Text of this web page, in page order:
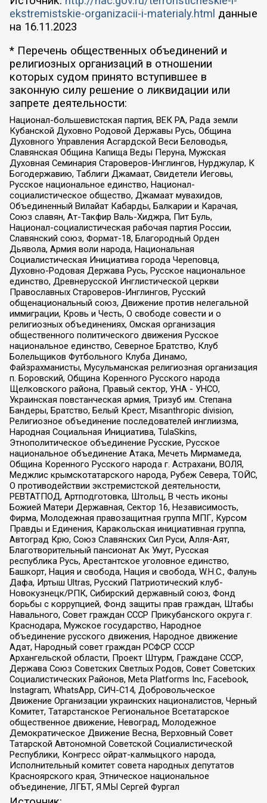
ekstremistskie-organizacii-i-materialy.html данные
на 16.11.2023
* Перечень общественных объединений и
религиозных организаций в отношении
которых судом принято вступившее в
законную силу решение о ликвидации или
запрете деятельности:
Национал-большевистская партия, ВЕК РА, Рада земли
Кубанской Духовно Родовой Державы Русь, Община
Духовного Управления Асгардской Веси Беловодья,
Славянская Община Капища Веды Перуна, Мужская
Духовная Семинария Староверов-Инглингов, Нурджулар, К
Богодержавию, Таблиги Джамаат, Свидетели Иеговы,
Русское национальное единство, Национал-
социалистическое общество, Джамаат мувахидов,
Объединенный Вилайат Кабарды, Балкарии и Карачая,
Союз славян, Ат-Такфир Валь-Хиджра, Пит Буль,
Национал-социалистическая рабочая партия России,
Славянский союз, Формат-18, Благородный Орден
Дьявола, Армия воли народа, Национальная
Социалистическая Инициатива города Череповца,
Духовно-Родовая Держава Русь, Русское национальное
единство, Древнерусской Инглистической церкви
Православных Староверов-Инглингов, Русский
общенациональный союз, Движение против нелегальной
иммиграции, Кровь и Честь, О свободе совести и о
религиозных объединениях, Омская организация
общественного политического движения Русское
национальное единство, Северное Братство, Клуб
Болельщиков Футбольного Клуба Динамо,
Файзрахманисты, Мусульманская религиозная организация
п. Боровский, Община Коренного Русского народа
Щелковского района, Правый сектор, УНА - УНСО,
Украинская повстанческая армия, Тризуб им. Степана
Бандеры, Братство, Белый Крест, Misanthropic division,
Религиозное объединение последователей инглиизма,
Народная Социальная Инициатива, TulaSkins,
Этнополитическое объединение Русские, Русское
национальное объединение Атака, Мечеть Мирмамеда,
Община Коренного Русского народа г. Астрахани, ВОЛЯ,
Меджлис крымскотатарского народа, Рубеж Севера, ТОЙС,
О противодействии экстремистской деятельности,
РЕВТАТПОД, Артподготовка, Штольц, В честь иконы
Божией Матери Державная, Сектор 16, Независимость,
Фирма, Молодежная правозащитная группа МПГ, Курсом
Правды и Единения, Каракольская инициативная группа,
Автоград Крю, Союз Славянских Сил Руси, Алля-Аят,
Благотворительный пансионат Ак Умут, Русская
республика Русь, Арестантское уголовное единство,
Башкорт, Нация и свобода, Нация и свобода, W.H.С., Фалунь
Дафа, Иртыш Ultras, Русский Патриотический клуб-
Новокузнецк/РПК, Сибирский державный союз, Фонд
борьбы с коррупцией, Фонд защиты прав граждан, Штабы
Навального, Совет граждан СССР Прикубанского округа г.
Краснодара, Мужское государство, Народное
объединение русского движения, Народное движение
Адат, Народный совет граждан РСФСР СССР
Архангельской области, Проект Штурм, Граждане СССР,
Держава Союз Советских Светлых Родов, Совет Советских
Социалистических Районов, Meta Platforms Inc, Facebook,
Instagram, WhatsApp, СИЧ-С14, Добровольческое
Движение Организации украинских националистов, Черный
Комитет, Татарстанское Региональное Всетатарское
общественное движение, Невоград, Молодежное
Демократическое Движение Весна, Верховный Совет
Татарской Автономной Советской Социалистической
Республики, Конгресс ойрат-калмыцкого народа,
Исполнительный комитет совета народных депутатов
Красноярского края, Этническое национальное
объединение, ЛГБТ, Я.МЫ Сергей Фургал